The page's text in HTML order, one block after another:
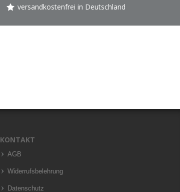
versandkostenfrei in Deutschland
KONTAKT
AGB
Widerrufsbelehrung
Datenschutz